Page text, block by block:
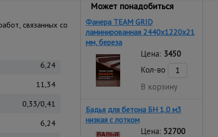
связанных со
6,24
11,34
0,33/0,41
6,24
Может понадобиться
Фанера TEAM GRID
ламинированная 2440х1220х21
мм, береза
Цена: 3450
Кол-во
В корзину
Бадья для бетона БН 1,0 м3
низкая c лотком
Цена: 52700